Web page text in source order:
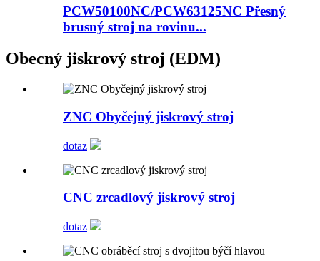
PCW50100NC/PCW63125NC Přesný
brusný stroj na rovinu...
Obecný jiskrový stroj (EDM)
ZNC Obyčejný jiskrový stroj
dotaz
CNC zrcadlový jiskrový stroj
dotaz